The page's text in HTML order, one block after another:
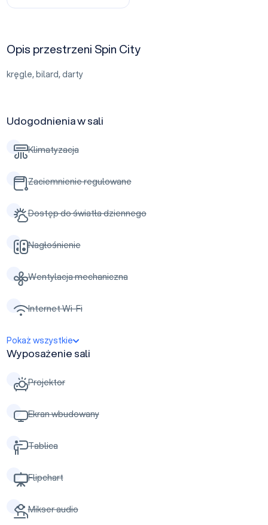
Opis przestrzeni Spin City
kręgle, bilard, darty
Udogodnienia w sali
Klimatyzacja
Zaciemnienie regulowane
Dostęp do światła dziennego
Nagłośnienie
Wentylacja mechaniczna
Internet Wi-Fi
Pokaż wszystkie
Wyposażenie sali
Projektor
Ekran wbudowany
Tablica
Flipchart
Mikser audio